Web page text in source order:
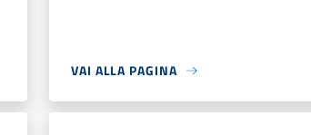
VAI ALLA PAGINA